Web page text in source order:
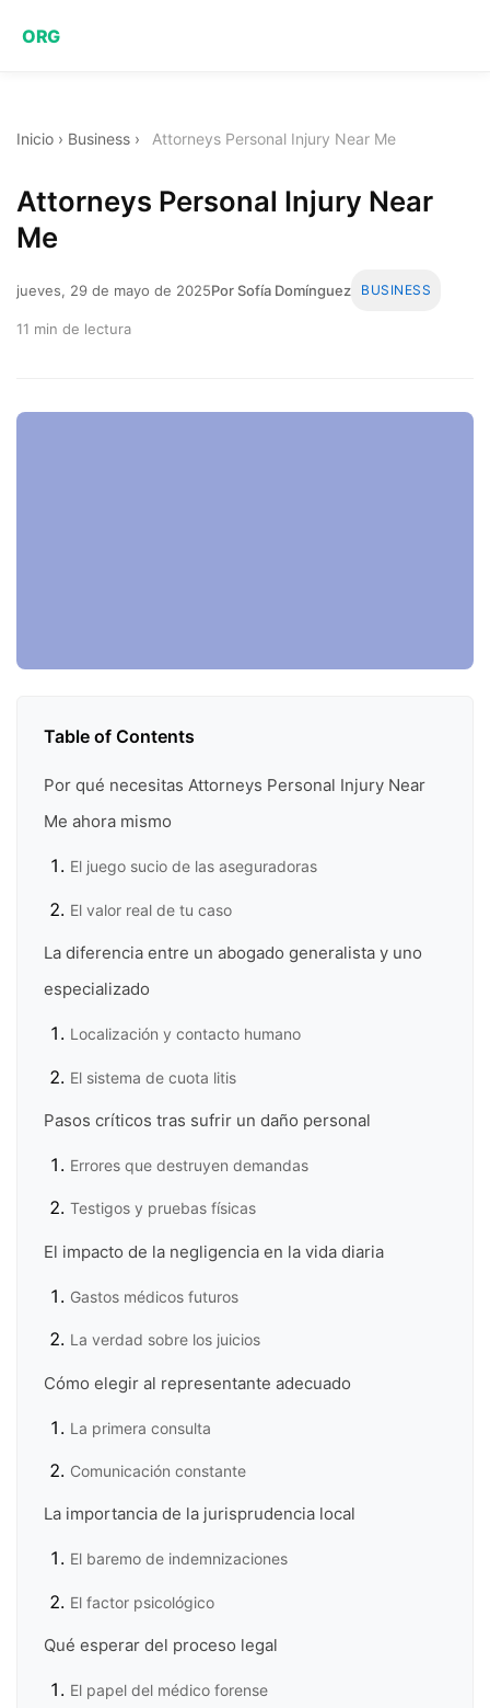
ORG
Inicio › Business › Attorneys Personal Injury Near Me
Attorneys Personal Injury Near
Me
jueves, 29 de mayo de 2025Por Sofía Domínguez BUSINESS
11 min de lectura
Table of Contents
Por qué necesitas Attorneys Personal Injury Near
Me ahora mismo
El juego sucio de las aseguradoras
El valor real de tu caso
La diferencia entre un abogado generalista y uno
especializado
Localización y contacto humano
El sistema de cuota litis
Pasos críticos tras sufrir un daño personal
Errores que destruyen demandas
Testigos y pruebas físicas
El impacto de la negligencia en la vida diaria
Gastos médicos futuros
La verdad sobre los juicios
Cómo elegir al representante adecuado
La primera consulta
Comunicación constante
La importancia de la jurisprudencia local
El baremo de indemnizaciones
El factor psicológico
Qué esperar del proceso legal
El papel del médico forense